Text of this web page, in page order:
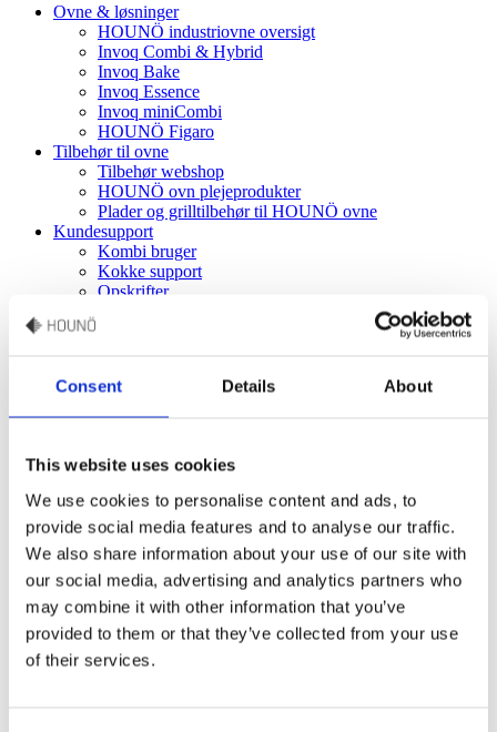
Consent Details About
This website uses cookies
We use cookies to personalise content and ads, to
provide social media features and to analyse our traffic.
We also share information about your use of our site with
our social media, advertising and analytics partners who
may combine it with other information that you’ve
provided to them or that they’ve collected from your use
of their services.
Ovne & løsninger
HOUNÖ industriovne oversigt
Invoq Combi & Hybrid
Invoq Bake
Invoq Essence
Invoq miniCombi
HOUNÖ Figaro
Tilbehør til ovne
Tilbehør webshop
HOUNÖ ovn plejeprodukter
Plader og grilltilbehør til HOUNÖ ovne
Kundesupport
Kombi bruger
Kokke support
Opskrifter
Manualer
Historien
HOUNÖ pressecenter
Events
Branche
Restauranter
Detail og supermarkeder
Quick Service-restauranter
Kantiner og cateringkøkkener
Slagteri og catering